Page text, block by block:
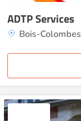
ADTP Services
Bois-